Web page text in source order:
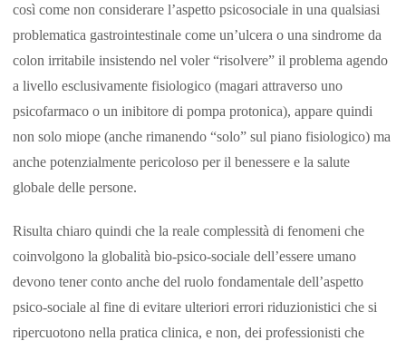
così come non considerare l’aspetto psicosociale in una qualsiasi
problematica gastrointestinale come un’ulcera o una sindrome da
colon irritabile insistendo nel voler “risolvere” il problema agendo
a livello esclusivamente fisiologico (magari attraverso uno
psicofarmaco o un inibitore di pompa protonica), appare quindi
non solo miope (anche rimanendo “solo” sul piano fisiologico) ma
anche potenzialmente pericoloso per il benessere e la salute
globale delle persone.
Risulta chiaro quindi che la reale complessità di fenomeni che
coinvolgono la globalità bio-psico-sociale dell’essere umano
devono tener conto anche del ruolo fondamentale dell’aspetto
psico-sociale al fine di evitare ulteriori errori riduzionistici che si
ripercuotono nella pratica clinica, e non, dei professionisti che